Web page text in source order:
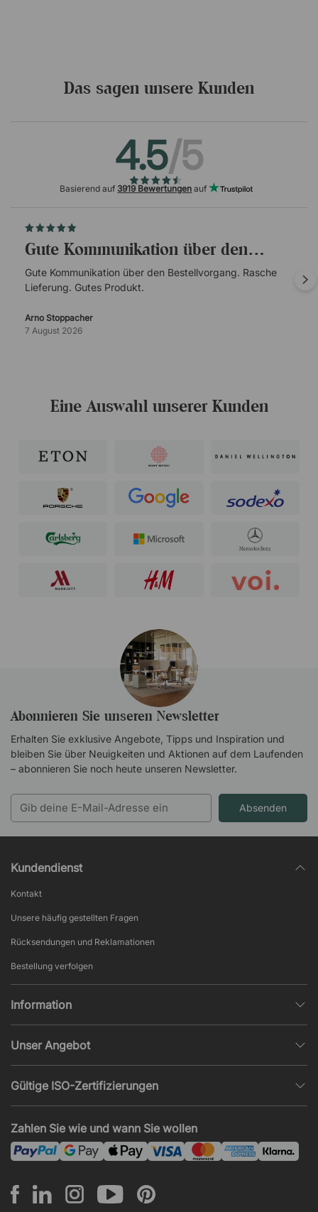
Das sagen unsere Kunden
4.5/5
Basierend auf 3919 Bewertungen auf
Gute Kommunikation über den…
Gute Kommunikation über den Bestellvorgang. Rasche
Lieferung. Gutes Produkt.
Arno Stoppacher
7 August 2026
Eine Auswahl unserer Kunden
Abonnieren Sie unseren Newsletter
Erhalten Sie exklusive Angebote, Tipps und Inspiration und
bleiben Sie über Neuigkeiten und Aktionen auf dem Laufenden
– abonnieren Sie noch heute unseren Newsletter.
Absenden
Kundendienst
Kontakt
Unsere häufig gestellten Fragen
Rücksendungen und Reklamationen
Bestellung verfolgen
Information
AGB und Widerruf
Beliebte Seiten
News und Artikel
Unser Angebot
Projekte, Angebote & Montage
Montage
Zahlen Sie wie und wann Sie wollen
Gültige ISO-Zertifizierungen
ISO 14001
ISO 45001